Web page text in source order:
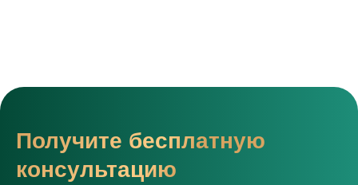
Получите бесплатную
консультацию